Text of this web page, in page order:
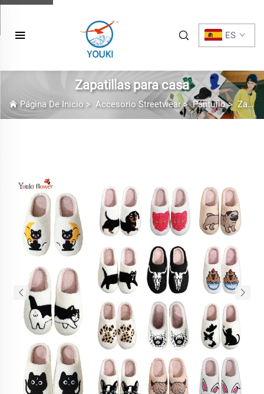
ES
Zapatillas para casa
Página De Inicio > Accesorio Streetwear>Pantuflo>Zapatillas para casa